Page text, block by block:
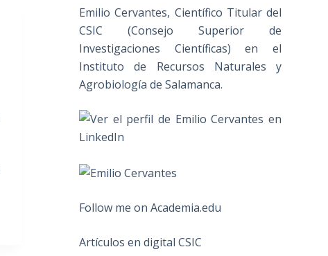
Emilio Cervantes, Científico Titular del
CSIC (Consejo Superior de
Investigaciones Científicas) en el
Instituto de Recursos Naturales y
Agrobiología de Salamanca.
Follow me on Academia.edu
Artículos en digital CSIC